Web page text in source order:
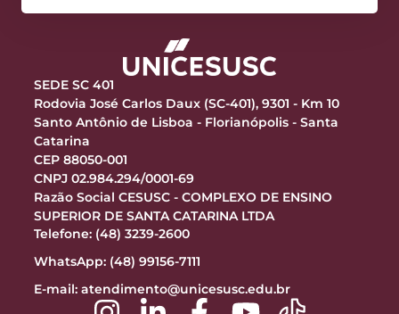
SEDE SC 401
Rodovia José Carlos Daux (SC-401), 9301 - Km 10
Santo Antônio de Lisboa - Florianópolis - Santa
Catarina
CEP 88050-001
CNPJ 02.984.294/0001-69
Razão Social CESUSC - COMPLEXO DE ENSINO
SUPERIOR DE SANTA CATARINA LTDA
Telefone: (48) 3239-2600
WhatsApp: (48) 99156-7111
E-mail: atendimento@unicesusc.edu.br